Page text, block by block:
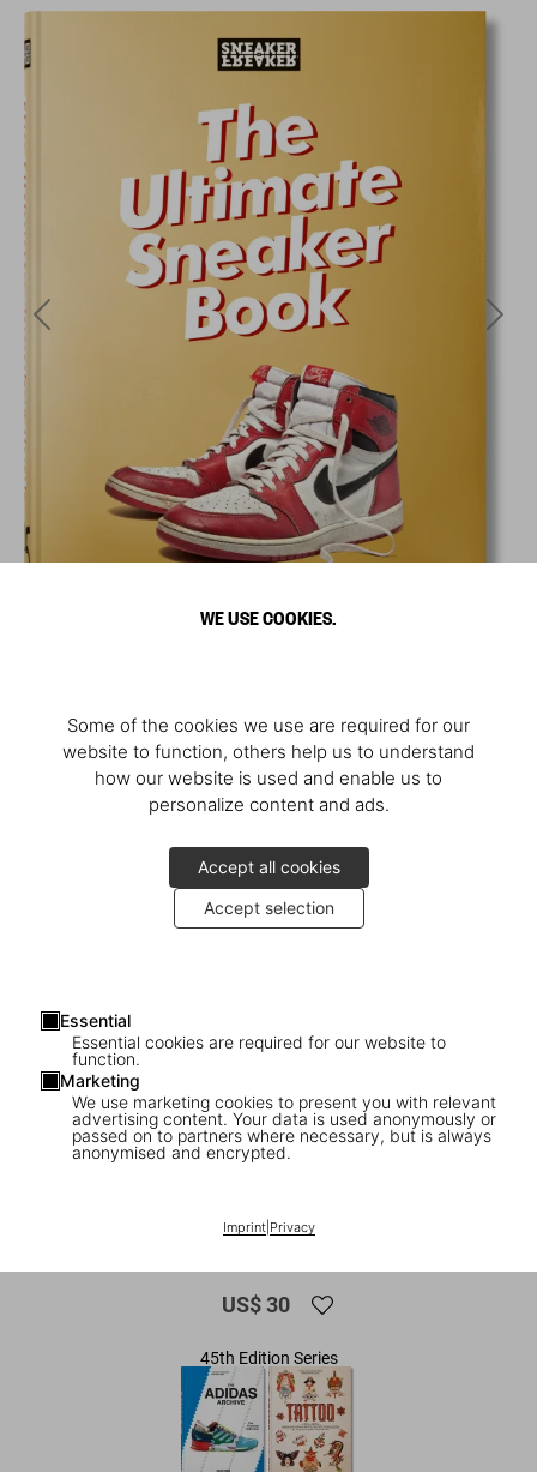
WE USE COOKIES.
Some of the cookies we use are required for our
website to function, others help us to understand
how our website is used and enable us to
personalize content and ads.
Accept all cookies
Accept selection
Essential
Essential cookies are required for our website to
function.
Marketing
We use marketing cookies to present you with relevant
advertising content. Your data is used anonymously or
passed on to partners where necessary, but is always
anonymised and encrypted.
Imprint| Privacy
1/9
Sneaker Freaker. The Ultimate Sneaker
US$ 30
45th Edition Series